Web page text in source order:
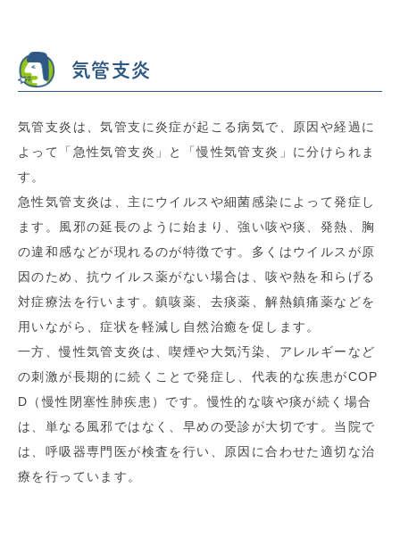
気管支炎
気管支炎は、気管支に炎症が起こる病気で、原因や経過に
よって「急性気管支炎」と「慢性気管支炎」に分けられま
す。
急性気管支炎は、主にウイルスや細菌感染によって発症し
ます。風邪の延長のように始まり、強い咳や痰、発熱、胸
の違和感などが現れるのが特徴です。多くはウイルスが原
因のため、抗ウイルス薬がない場合は、咳や熱を和らげる
対症療法を行います。鎮咳薬、去痰薬、解熱鎮痛薬などを
用いながら、症状を軽減し自然治癒を促します。
一方、慢性気管支炎は、喫煙や大気汚染、アレルギーなど
の刺激が長期的に続くことで発症し、代表的な疾患がCOP
D（慢性閉塞性肺疾患）です。慢性的な咳や痰が続く場合
は、単なる風邪ではなく、早めの受診が大切です。当院で
は、呼吸器専門医が検査を行い、原因に合わせた適切な治
療を行っています。